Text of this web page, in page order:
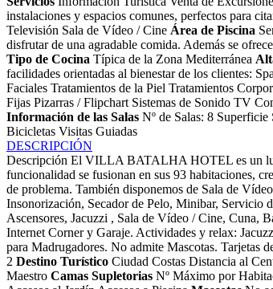
instalaciones y espacios comunes, perfectos para
Televisión Sala de Vídeo / Cine Área de Piscina
disfrutar de una agradable comida. Además se
Tipo de Cocina Típica de la Zona Mediterránea
facilidades orientadas al bienestar de los clientes:
Faciales Tratamientos de la Piel Tratamientos
Fijas Pizarras / Flipchart Sistemas de Sonido TV
Información de las Salas Nº de Salas: 8
Bicicletas Visitas Guiadas
DESCRIPCIÓN
Descripción El VILLA BATALHA HOTEL es un
funcionalidad se fusionan en sus 93 habitaciones,
de problema. También disponemos de Sala de
Insonorización, Secador de Pelo, Minibar, Servicio
Ascensores, Jacuzzi , Sala de Vídeo / Cine, Cuna,
Internet Corner y Garaje. Actividades y relax:
para Madrugadores. No admite Mascotas. Tarjetas
2 Destino Turístico Ciudad Costas Distancia al
Maestro Camas Supletorias Nº Máximo por